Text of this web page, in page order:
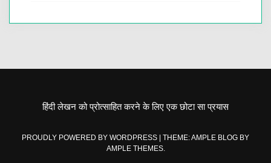
हिंदी लेखन को प्रोत्साहित करने के लिए एक छोटा सा प्रयास
PROUDLY POWERED BY WORDPRESS
THEME: AMPLE BLOG BY
AMPLE THEMES.